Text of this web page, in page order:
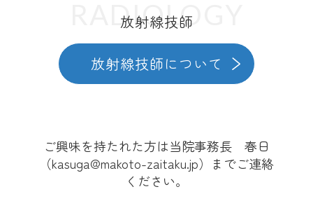
RADIOLOGY
放射線技師
放射線技師について
ご興味を持たれた方は当院事務長 春日
（kasuga@makoto-zaitaku.jp）までご連絡
ください。